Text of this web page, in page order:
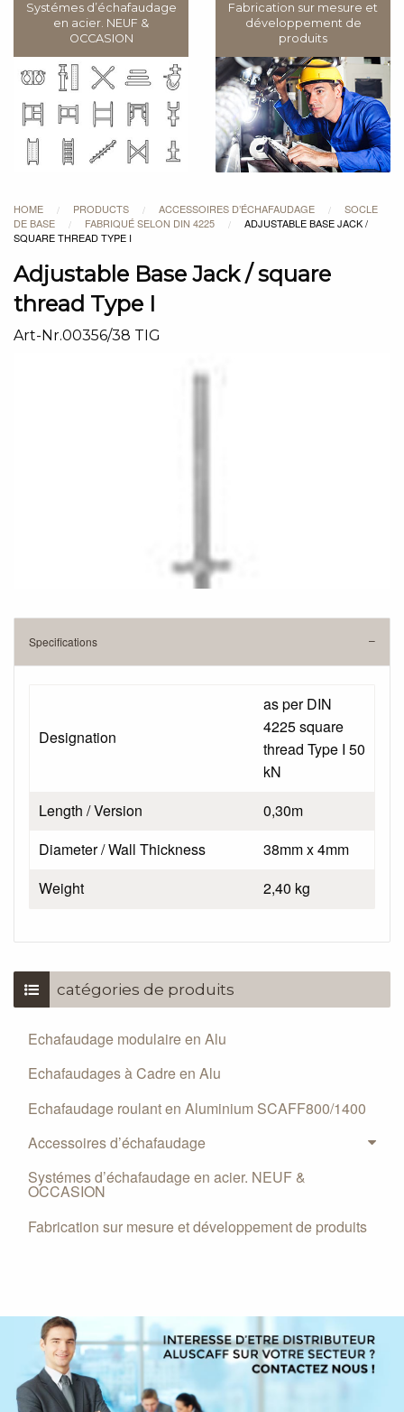
Systémes d’échafaudage
en acier. NEUF &
OCCASION
Fabrication sur mesure et
développement de
produits
HOME / PRODUCTS / ACCESSOIRES D’ÉCHAFAUDAGE /
SOCLE
DE BASE
/ FABRIQUÉ SELON DIN 4225 /
ADJUSTABLE BASE JACK /
SQUARE THREAD TYPE I
Adjustable Base Jack / square
thread Type I
Art-Nr.00356/38 TIG
Specifications
Designation
as per DIN
4225 square
thread Type I 50
kN
Length / Version
0,30m
Diameter / Wall Thickness
38mm x 4mm
Weight
2,40 kg
catégories de produits
Echafaudage modulaire en Alu
Echafaudages à Cadre en Alu
Echafaudage roulant en Aluminium SCAFF800/1400
Accessoires d’échafaudage
Systémes d’échafaudage en acier. NEUF &
OCCASION
Fabrication sur mesure et développement de produits